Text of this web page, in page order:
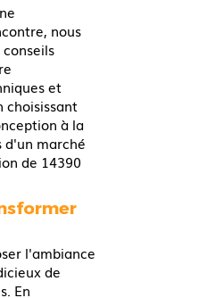
nous
et
choisissant
à la
d'un marché
de 14390
l'ambiance
de
En